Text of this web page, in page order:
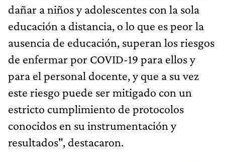
dañar a niños y adolescentes con la sola
educación a distancia, o lo que es peor la
ausencia de educación, superan los riesgos
de enfermar por COVID-19 para ellos y
para el personal docente, y que a su vez
este riesgo puede ser mitigado con un
estricto cumplimiento de protocolos
conocidos en su instrumentación y
resultados", destacaron.